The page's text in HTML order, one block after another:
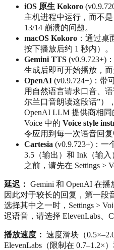
iOS 原生 Kokoro
主机进程中运行，而不
13/14 崩溃的问题。
macOS Kokoro ：通过
按下播放后约 1 秒内）。
Gemini TTS (v0.9.723+)
生成后即可开始播放，
OpenAI (v0.9.724+)：带
用自然语言请求口音、
尔兰口音朗读这段话”）
OpenAI LLM 提供商相同
Voice 中的 Voice style
令应用到每一次语音回复
Cartesia (v0.9.723+)：一
3.5（输出）和 Ink（输
之前，请先在 Settings >
延迟： Gemini 和 OpenAI 在
因此对于较长的回复，第一
选择其中之一时，Settings >
迟语音，请选择 ElevenLabs、
播放速度： 速度滑块（
ElevenLabs（限制在 0.7–1.2×